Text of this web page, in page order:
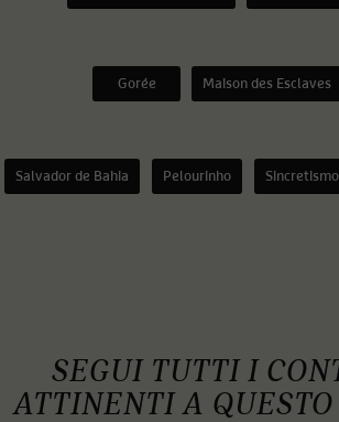
Gorée Maison des Esclaves
Salvador de Bahia Pelourinho Sincretismo
SEGUI TUTTI I
ATTINENTI A